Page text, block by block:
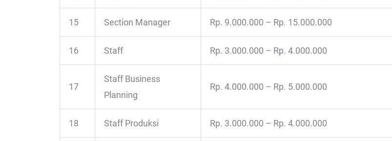
15 Section Manager Rp. 9.000.000 – Rp. 15.000.000
16 Staff Rp. 3.000.000 – Rp. 4.000.000
17
Staff Business
Planning
Rp. 4.000.000 – Rp. 5.000.000
18 Staff Produksi Rp. 3.000.000 – Rp. 4.000.000